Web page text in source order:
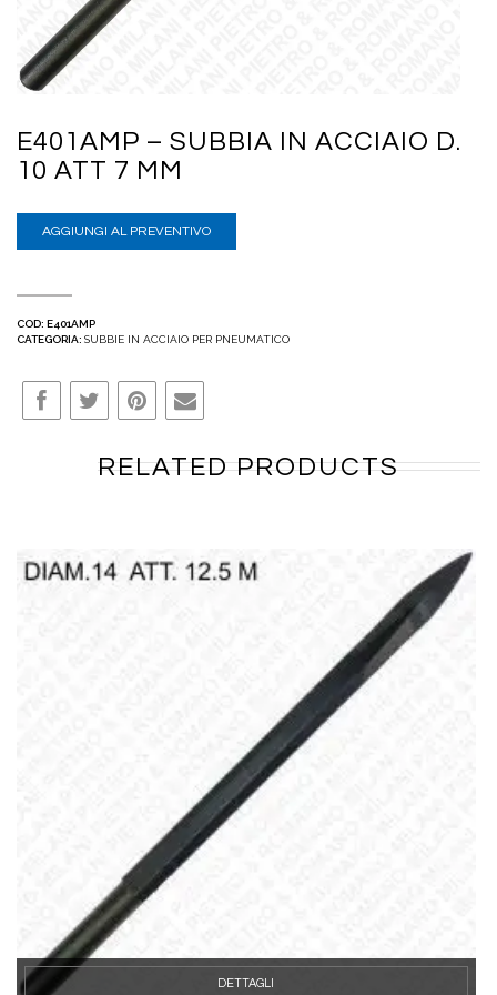
E401AMP – SUBBIA IN ACCIAIO D.
10 ATT 7 MM
AGGIUNGI AL PREVENTIVO
COD: E401AMP
CATEGORIA: SUBBIE IN ACCIAIO PER PNEUMATICO
RELATED PRODUCTS
DETTAGLI